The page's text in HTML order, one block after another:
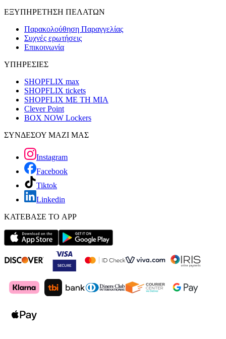
ΕΞΥΠΗΡΕΤΗΣΗ ΠΕΛΑΤΩΝ
Παρακολούθηση Παραγγελίας
Συχνές ερωτήσεις
Επικοινωνία
ΥΠΗΡΕΣΙΕΣ
SHOPFLIX max
SHOPFLIX tickets
SHOPFLIX ΜΕ ΤΗ ΜΙΑ
Clever Point
BOX NOW Lockers
ΣΥΝΔΕΣΟΥ ΜΑΖΙ ΜΑΣ
Instagram
Facebook
Tiktok
Linkedin
ΚΑΤΕΒΑΣΕ ΤΟ APP